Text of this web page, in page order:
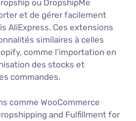
ou DropshipMe
et de gérer facilement
AliExpress. Ces extensions
similaires à celles
comme l’importation en
des stocks et
commandes.
comme WooCommerce
and Fulfillment for